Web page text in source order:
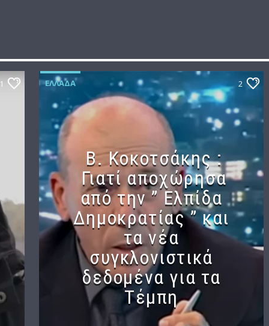
1 ΕΛΛΆΔΑ 2
Β. Κοκοτσάκης :
Γιατί αποχώρησα
από την ” Ελπίδα
Δημοκρατίας ” και
τα νέα
συγκλονιστικά
δεδομένα για τα
Τέμπη